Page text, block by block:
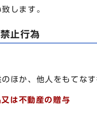
します。
止行為
ほか、他人をもてな
は不動産の贈与